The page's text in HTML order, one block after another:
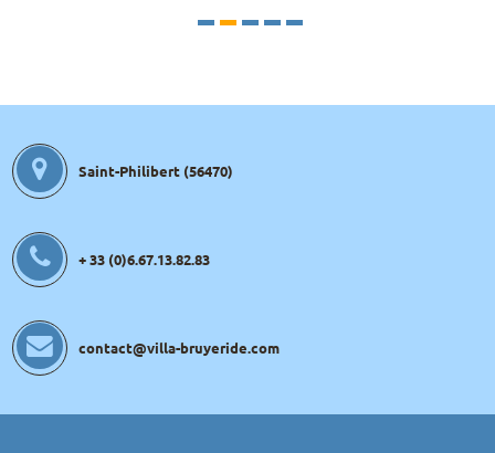
Saint-Philibert (56470)
+ 33 (0)6.67.13.82.83
contact@villa-bruyeride.com